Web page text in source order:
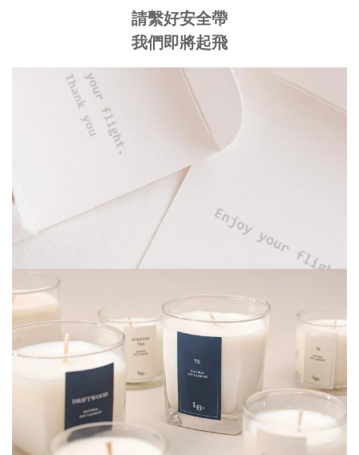
請繫好安全帶
我們即將起飛